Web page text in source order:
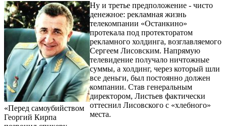
«Перед самоубийством
Георгий Кирпа
Ну и третье предположение - чисто
денежное: рекламная жизнь
телекомпании «Останкино»
протекала под протекторатом
рекламного холдинга, возглавляемого
Сергеем Лисовским. Напрямую
телевидение получало ничтожные
суммы, а холдинг, через который шли
все деньги, был постоянно должен
компании. Став генеральным
директором, Листьев фактически
оттеснил Лисовского с «хлебного»
места.